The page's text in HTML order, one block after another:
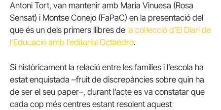
Antoni Tort, van mantenir amb Maria Vinuesa (Rosa
Sensat) i Montse Conejo (FaPaC) en la presentació del
que és un dels primers llibres de la col·lecció d’El Diari de
l’Educació amb l’editorial Octaedro.
Si històricament la relació entre les famílies i l’escola ha
estat enquistada –fruit de discrepàncies sobre quin ha
de ser el seu paper–, durant l’acte es va constatar que
cada cop més centres estant resolent aquest